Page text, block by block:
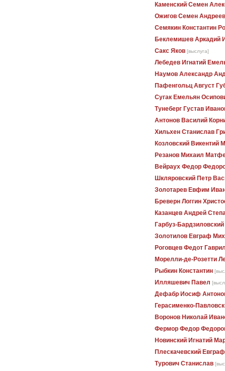
Каменский Семен
Ожигов Семен
Семякин Константин
Беклемишев Аркадий
Сакс Яков [выслуга]
Лебедев Игнатий
Наумов Александр
Пафенгольц Август
Сугак Емельян
Тунеберг Густав
Антонов Василий
Хильхен Станислав
Козловский Викентий
Резанов Михаил
Вейраух Федор
Шкляровский Петр
Золотарев Евфим
Бреверн Логгин
Казанцев Андрей
Гарбуз-
Золотилов Евграф
Роговцев Федот
Морелли-де-Розетти
Рыбкин Константин
Илляшевич Павел
Дефабр Иосиф
Герасименко-
Воронов Николай
Фермор Федор
Новинский Игнатий
Плескачевский
Турович Станислав